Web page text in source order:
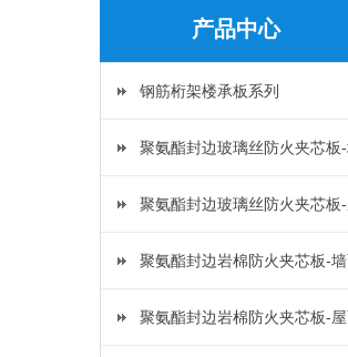
产品中心
钢筋桁架楼承板系列
聚氨酯封边玻璃丝防火夹芯板
面板
聚氨酯封边玻璃丝防火夹芯板
面板
聚氨酯封边岩棉防火夹芯板-
板
聚氨酯封边岩棉防火夹芯板-